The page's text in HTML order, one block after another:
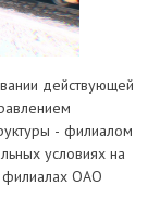
действующей
- филиалом
условиях на
филиалах ОАО